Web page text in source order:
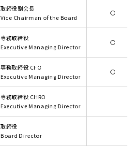
取締役副会長
Vice Chairman of the Board
〇
専務取締役
Executive Managing Director
〇
専務取締役 CFO
Executive Managing Director
〇
専務取締役 CHRO
Executive Managing Director
取締役
Board Director